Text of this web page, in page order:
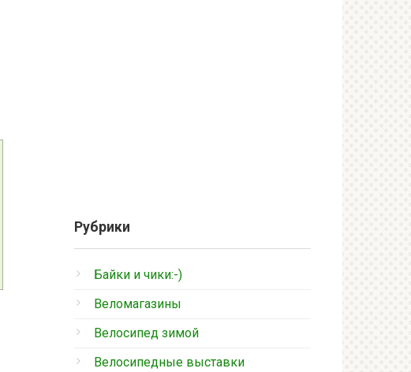
Рубрики
Байки и чики:-)
Веломагазины
Велосипед зимой
Велосипедные выставки